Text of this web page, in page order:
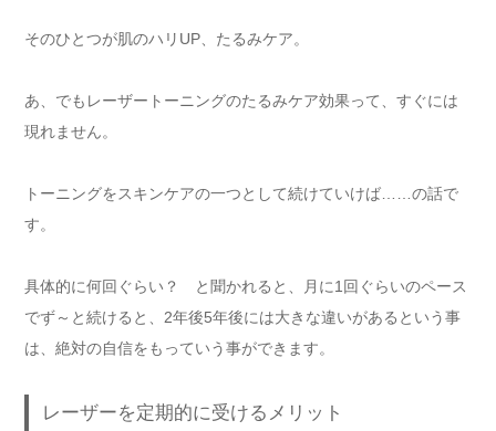
そのひとつが肌のハリUP、たるみケア。
あ、でもレーザートーニングのたるみケア効果って、すぐには
現れません。
トーニングをスキンケアの一つとして続けていけば……の話で
す。
具体的に何回ぐらい？ と聞かれると、月に1回ぐらいのペース
でず～と続けると、2年後5年後には大きな違いがあるという事
は、絶対の自信をもっていう事ができます。
レーザーを定期的に受けるメリット